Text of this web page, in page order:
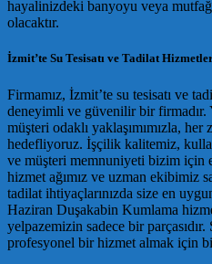
hayalinizdeki banyoyu veya
olacaktır.
İzmit’te Su Tesisatı ve Tadilat
Firmamız, İzmit’te su tesisatı ve
deneyimli ve güvenilir bir firmadır.
müşteri odaklı yaklaşımımızla,
hedefliyoruz. İşçilik kalitemiz,
ve müşteri memnuniyeti bizim için
hizmet ağımız ve uzman ekibimiz
tadilat ihtiyaçlarınızda size en
Haziran Duşakabin Kumlama
yelpazemizin sadece bir
profesyonel bir hizmet almak için